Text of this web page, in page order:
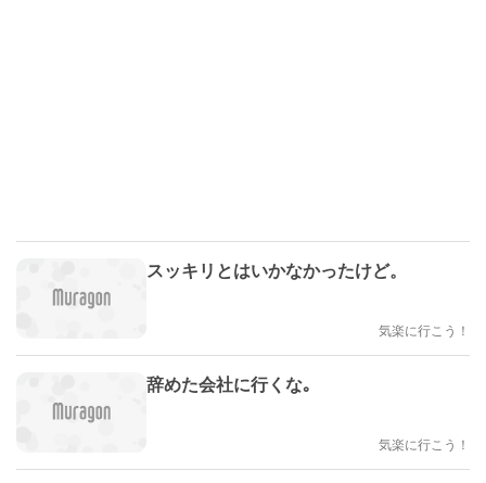
スッキリとはいかなかったけど。
気楽に行こう！
辞めた会社に行くな｡
気楽に行こう！